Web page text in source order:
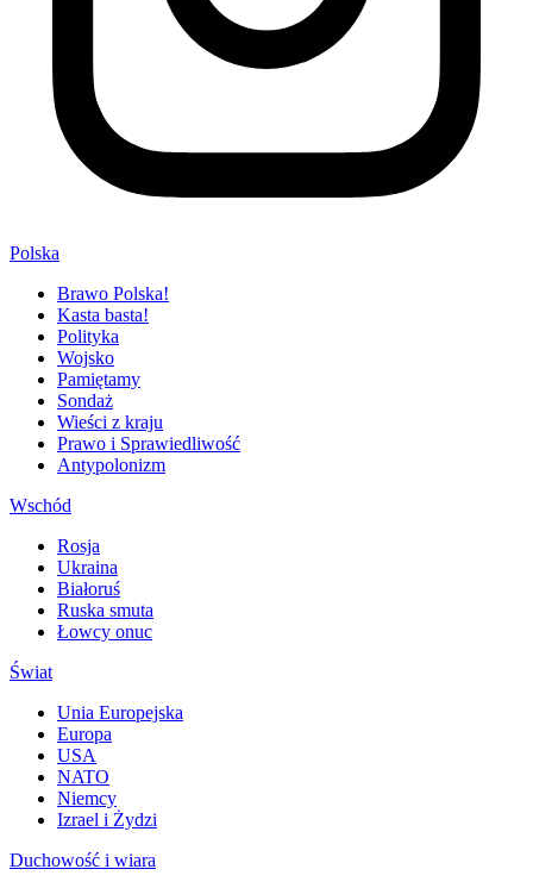
Polska
Brawo Polska!
Kasta basta!
Polityka
Wojsko
Pamiętamy
Sondaż
Wieści z kraju
Prawo i Sprawiedliwość
Antypolonizm
Wschód
Rosja
Ukraina
Białoruś
Ruska smuta
Łowcy onuc
Świat
Unia Europejska
Europa
USA
NATO
Niemcy
Izrael i Żydzi
Duchowość i wiara